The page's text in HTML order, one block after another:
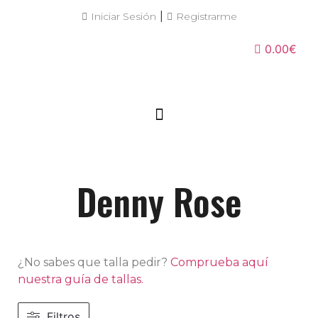
Iniciar Sesión Registrarme
0.00€
Denny Rose
¿No sabes que talla pedir? Comprueba aquí
nuestra guía de tallas.